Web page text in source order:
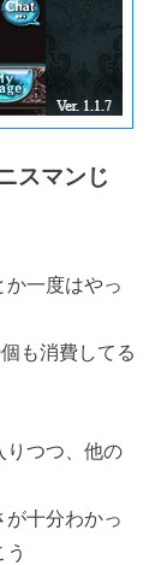
スマンじ
一度はやっ
も消費してる
りつつ、他の
十分わかっ